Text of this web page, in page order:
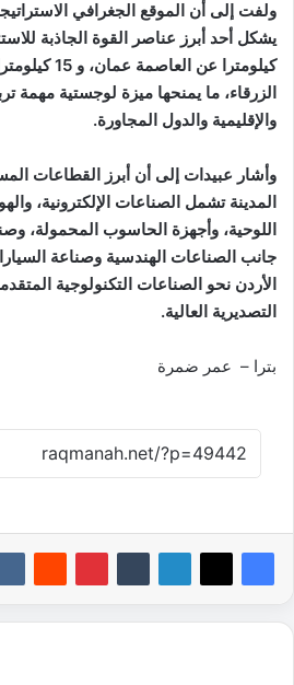
ولفت إلى أن الموقع الجغرافي
كيلومترا عن
الزرقاء، ما يمنحها ميزة لوجستية مهمة
والإقليمية والدول المجاورة.
وأشار عبيدات إلى أن أبرز القطاعات
المدينة تشمل الصناعات الإلكترونية،
اللوحية، وأجهزة الحاسوب المحمولة،
جانب الصناعات الهندسية وصناعة
الأردن نحو الصناعات التكنولوجية
التصديرية العالية.
بترا – عمر ضمرة